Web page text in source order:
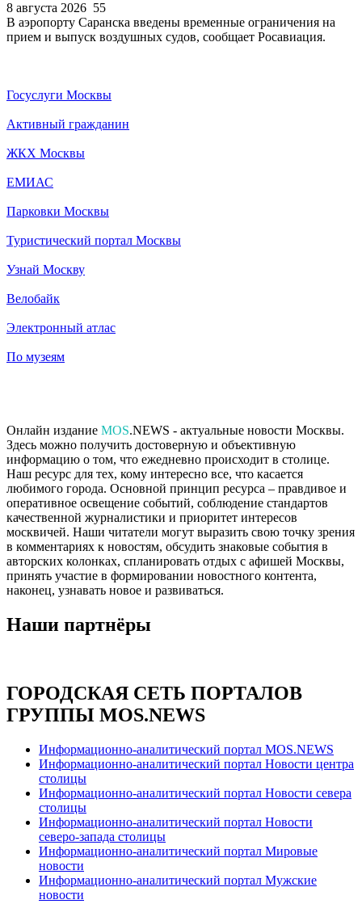
8 августа 2026 55
В аэропорту Саранска введены временные ограничения на
прием и выпуск воздушных судов, сообщает Росавиация.
Госуслуги Москвы
Активный гражданин
ЖКХ Москвы
ЕМИАС
Парковки Москвы
Туристический портал Москвы
Узнай Москву
Велобайк
Электронный атлас
По музеям
Онлайн издание MOS.NEWS - актуальные новости Москвы.
Здесь можно получить достоверную и объективную
информацию о том, что ежедневно происходит в столице.
Наш ресурс для тех, кому интересно все, что касается
любимого города. Основной принцип ресурса – правдивое и
оперативное освещение событий, соблюдение стандартов
качественной журналистики и приоритет интересов
москвичей. Наши читатели могут выразить свою точку зрения
в комментариях к новостям, обсудить знаковые события в
авторских колонках, спланировать отдых с афишей Москвы,
принять участие в формировании новостного контента,
наконец, узнавать новое и развиваться.
Наши партнёры
ГОРОДСКАЯ СЕТЬ ПОРТАЛОВ
ГРУППЫ MOS.NEWS
Информационно-аналитический портал MOS.NEWS
Информационно-аналитический портал Новости центра
столицы
Информационно-аналитический портал Новости севера
столицы
Информационно-аналитический портал Новости
северо-запада столицы
Информационно-аналитический портал Мировые
новости
Информационно-аналитический портал Мужские
новости